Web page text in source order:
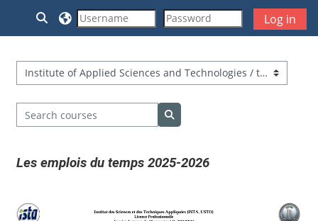
Skip to main content
Toggle search input
Log in
Course categories
Search courses
Search courses
Les emplois du temps 2025-2026